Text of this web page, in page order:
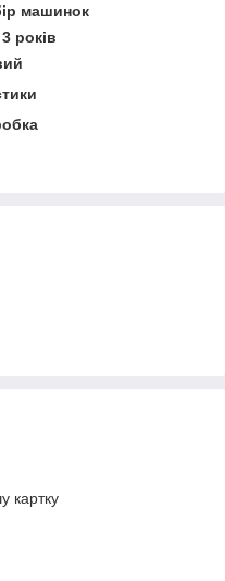
машинок
років
картку